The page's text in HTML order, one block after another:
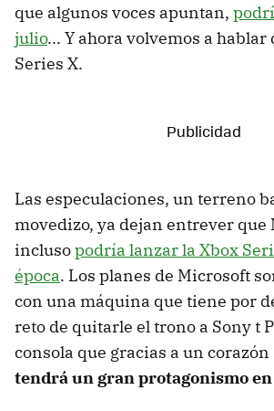
que algunos voces apuntan,
julio... Y ahora volvemos a hablar
Series X.
Las especulaciones, un terreno
movedizo, ya dejan entrever que
inclusopodría lanzar la Xbox
época. Los planes de Microsoft
con una máquina que tiene por
reto de quitarle el trono a Sony t
consola que gracias a un
tendrá un gran protagonismo